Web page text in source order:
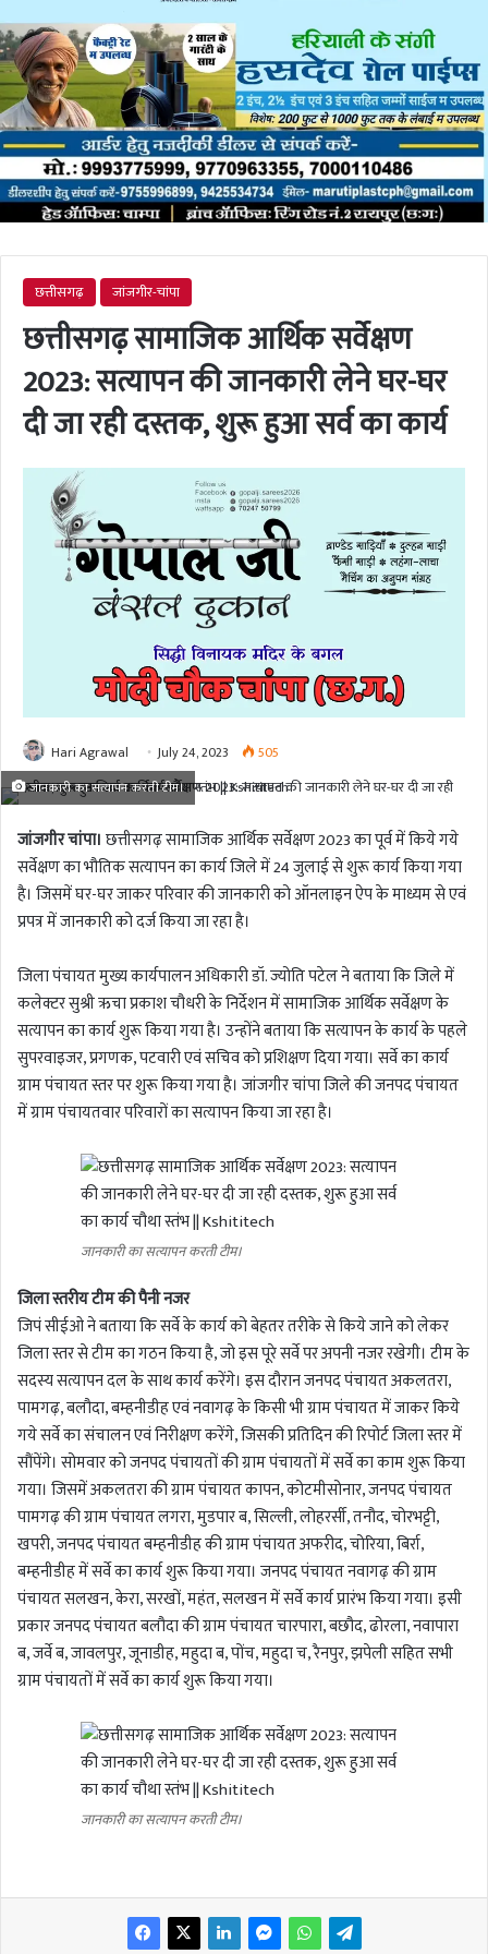
छत्तीसगढ़ जांजगीर-चांपा
छत्तीसगढ़ सामाजिक आर्थिक सर्वेक्षण
2023: सत्यापन की जानकारी लेने घर-घर
दी जा रही दस्तक, शुरू हुआ सर्व का कार्य
Hari Agrawal July 24, 2023 505
जानकारी का सत्यापन करती टीम।
जांजगीर चांपा। छत्तीसगढ़ सामाजिक आर्थिक सर्वेक्षण 2023 का पूर्व में किये गये
सर्वेक्षण का भौतिक सत्यापन का कार्य जिले में 24 जुलाई से शुरू कार्य किया गया
है। जिसमें घर-घर जाकर परिवार की जानकारी को ऑनलाइन ऐप के माध्यम से एवं
प्रपत्र में जानकारी को दर्ज किया जा रहा है।
जिला पंचायत मुख्य कार्यपालन अधिकारी डॉ. ज्योति पटेल ने बताया कि जिले में
कलेक्टर सुश्री ऋचा प्रकाश चौधरी के निर्देशन में सामाजिक आर्थिक सर्वेक्षण के
सत्यापन का कार्य शुरू किया गया है। उन्होंने बताया कि सत्यापन के कार्य के पहले
सुपरवाइजर, प्रगणक, पटवारी एवं सचिव को प्रशिक्षण दिया गया। सर्वे का कार्य
ग्राम पंचायत स्तर पर शुरू किया गया है। जांजगीर चांपा जिले की जनपद पंचायत
में ग्राम पंचायतवार परिवारों का सत्यापन किया जा रहा है।
जानकारी का सत्यापन करती टीम।
जिला स्तरीय टीम की पैनी नजर
जिपं सीईओ ने बताया कि सर्वे के कार्य को बेहतर तरीके से किये जाने को लेकर
जिला स्तर से टीम का गठन किया है, जो इस पूरे सर्वे पर अपनी नजर रखेगी। टीम के
सदस्य सत्यापन दल के साथ कार्य करेंगे। इस दौरान जनपद पंचायत अकलतरा,
पामगढ़, बलौदा, बम्हनीडीह एवं नवागढ़ के किसी भी ग्राम पंचायत में जाकर किये
गये सर्वे का संचालन एवं निरीक्षण करेंगे, जिसकी प्रतिदिन की रिपोर्ट जिला स्तर में
सौंपेंगे। सोमवार को जनपद पंचायतों की ग्राम पंचायतों में सर्वे का काम शुरू किया
गया। जिसमें अकलतरा की ग्राम पंचायत कापन, कोटमीसोनार, जनपद पंचायत
पामगढ़ की ग्राम पंचायत लगरा, मुडपार ब, सिल्ली, लोहरर्सी, तनौद, चोरभट्टी,
खपरी, जनपद पंचायत बम्हनीडीह की ग्राम पंचायत अफरीद, चोरिया, बिर्रा,
बम्हनीडीह में सर्वे का कार्य शुरू किया गया। जनपद पंचायत नवागढ़ की ग्राम
पंचायत सलखन, केरा, सरखों, महंत, सलखन में सर्वे कार्य प्रारंभ किया गया। इसी
प्रकार जनपद पंचायत बलौदा की ग्राम पंचायत चारपारा, बछौद, ढोरला, नवापारा
ब, जर्वे ब, जावलपुर, जूनाडीह, महुदा ब, पोंच, महुदा च, रैनपुर, झपेली सहित सभी
ग्राम पंचायतों में सर्वे का कार्य शुरू किया गया।
जानकारी का सत्यापन करती टीम।